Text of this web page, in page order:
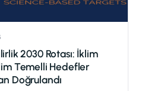
2030 Rotası: İklim
Temelli Hedefler
Doğrulandı